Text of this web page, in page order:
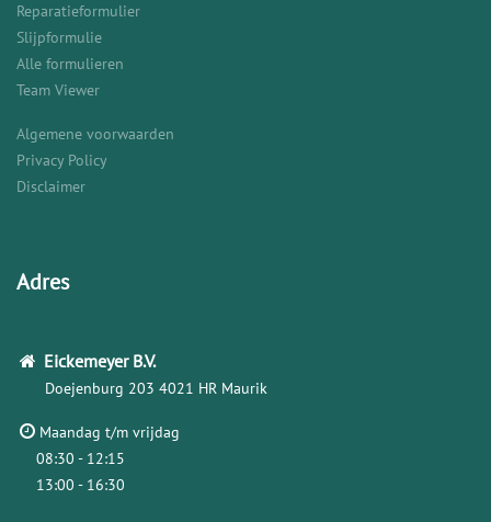
Reparatieformulier
Slijpformulie
Alle formulieren
Team Viewer
Algemene voorwaarden
Privacy Policy
Disclaimer
Adres
Eickemeyer B.V.
Doejenburg 203 4021 HR Maurik
Maandag t/m vrijdag
08:30 - 12:15
13:00 - 16:30